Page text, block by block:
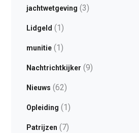
jachtwetgeving (3)
Lidgeld (1)
munitie(1)
Nachtrichtkijker (9)
Nieuws (62)
Opleiding (1)
Patrijzen (7)